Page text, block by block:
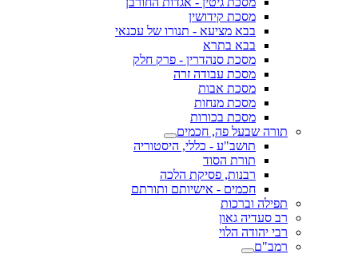
מסכת קידושין
בבא מציעא - תנורו של עכנאי
בבא בתרא
מסכת סנהדרין - פרק חלק
מסכת עבודה זרה
מסכת אבות
מסכת מנחות
מסכת בכורות
תורה שבעל פה, חכמים
תושב"ע - כללי, היסטוריה
תורת הסוד
רבנות, פסיקת הלכה
חכמים - אישיותם ותורתם
תפילה וברכות
רב סעדיה גאון
רבי יהודה הלוי
רמב"ם